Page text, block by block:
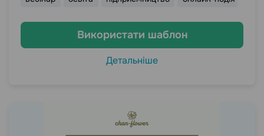
Використати шаблон
Детальніше